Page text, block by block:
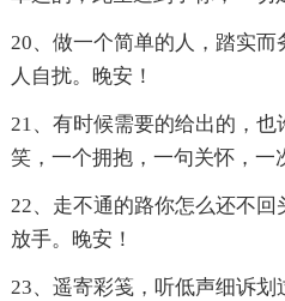
20、做一个简单的人，踏实
人自扰。晚安！
21、有时候需要的给出的，
笑，一个拥抱，一句关怀，一
22、走不通的路你怎么还不
放手。晚安！
23、遥寄彩笺，听低声细诉